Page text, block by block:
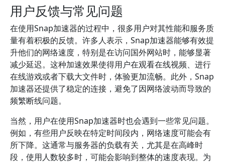
用户反馈与常见问题
在使用Snap加速器的过程中，很多用户对其性能和服务质
量有着积极的反馈。许多人表示，Snap加速器能够有效提
升他们的网络速度，特别是在访问国外网站时，能够显著
减少延迟。这种加速效果使得用户在观看在线视频、进行
在线游戏或者下载大文件时，体验更加流畅。此外，Snap
加速器还提供了稳定的连接，避免了因网络波动而导致的
频繁断线问题。
当然，用户在使用Snap加速器时也会遇到一些常见问题。
例如，有些用户反映在特定时间段内，网络速度可能会有
所下降。这通常与服务器的负载有关，尤其是在高峰时
段，使用人数较多时，可能会影响到整体的速度表现。为